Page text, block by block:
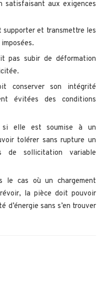
satisfaisant aux exigences
supporter et transmettre les
pas subir de déformation
conserver son intégrité
évitées des conditions
elle est soumise à un
tolérer sans rupture un
de sollicitation variable
le cas où un chargement
la pièce doit pouvoir
d’énergie sans s’en trouver